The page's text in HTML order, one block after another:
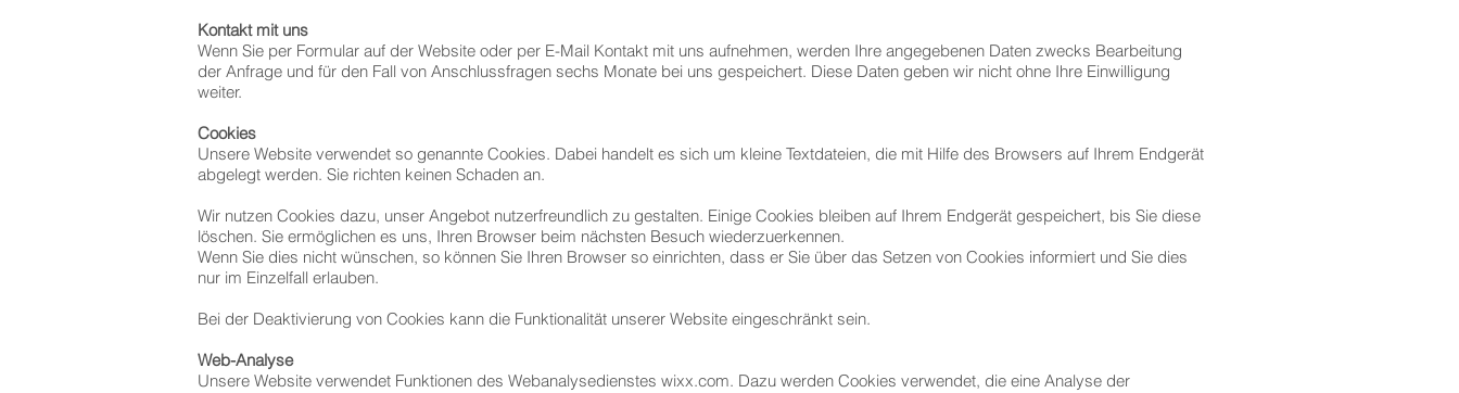
Kontakt mit uns
Wenn Sie per Formular auf der Website oder per E-Mail Kontakt mit uns aufnehmen, werden Ihre angegebenen Daten zwecks Bearbeitung
der Anfrage und für den Fall von Anschlussfragen sechs Monate bei uns gespeichert. Diese Daten geben wir nicht ohne Ihre Einwilligung
weiter.
Cookies
Unsere Website verwendet so genannte Cookies. Dabei handelt es sich um kleine Textdateien, die mit Hilfe des Browsers auf Ihrem Endgerät
abgelegt werden. Sie richten keinen Schaden an.
Wir nutzen Cookies dazu, unser Angebot nutzerfreundlich zu gestalten. Einige Cookies bleiben auf Ihrem Endgerät gespeichert, bis Sie diese
löschen. Sie ermöglichen es uns, Ihren Browser beim nächsten Besuch wiederzuerkennen.
Wenn Sie dies nicht wünschen, so können Sie Ihren Browser so einrichten, dass er Sie über das Setzen von Cookies informiert und Sie dies
nur im Einzelfall erlauben.
Bei der Deaktivierung von Cookies kann die Funktionalität unserer Website eingeschränkt sein.
Web-Analyse
Unsere Website verwendet Funktionen des Webanalysedienstes wixx.com. Dazu werden Cookies verwendet, die eine Analyse der